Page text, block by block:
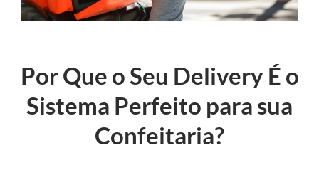
Por Que o Seu Delivery É o
Sistema Perfeito para sua
Confeitaria?